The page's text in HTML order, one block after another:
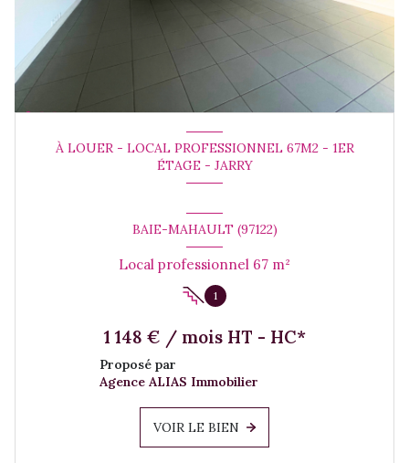
À LOUER - LOCAL PROFESSIONNEL 67M2 - 1ER
ÉTAGE - JARRY
BAIE-MAHAULT (97122)
Local professionnel 67 m²
1
1 148 € / mois HT - HC*
Proposé par
Agence ALIAS Immobilier
VOIR LE BIEN